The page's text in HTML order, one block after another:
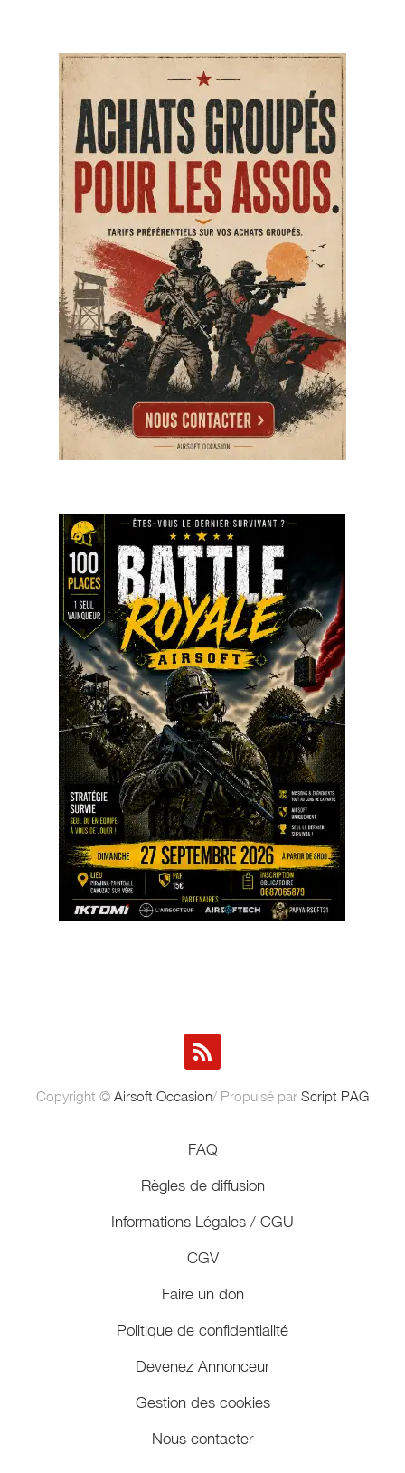
Copyright © Airsoft Occasion/ Propulsé par Script PAG
FAQ
Règles de diffusion
Informations Légales / CGU
CGV
Faire un don
Politique de confidentialité
Devenez Annonceur
Gestion des cookies
Nous contacter